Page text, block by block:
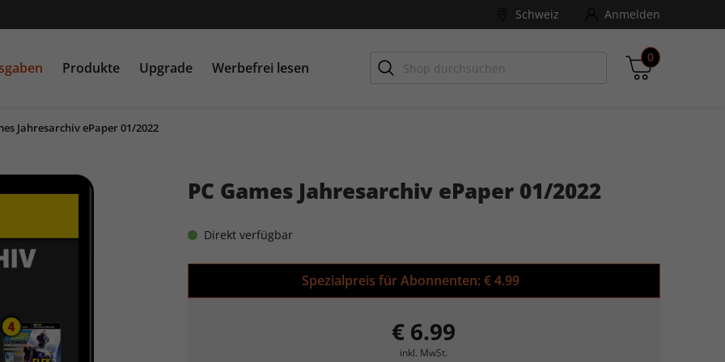
Schweiz Anmelden
Raspberry Pi Geek
Produkte Upgrade Werbefrei lesen
0
Zwischensumme
inkl. MwSt., ggf. zzgl. Versandkosten
Jahresarchiv ePaper 01/2022
PC Games Jahresarchiv ePaper 01/2022
Direkt verfügbar
Spezialpreis für Abonnenten:€ 4.99
€ 6.99
inkl. MwSt.